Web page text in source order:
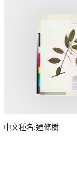
中文種名:通條樹